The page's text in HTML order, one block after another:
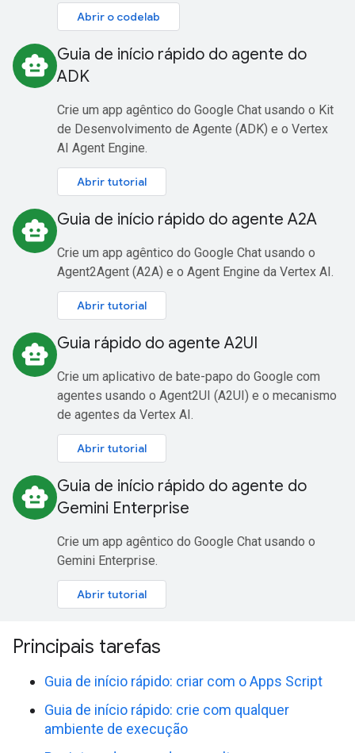
Abrir o codelab
smart_toy Guia de início rápido do agente do
ADK
Crie um app agêntico do Google Chat usando o Kit
de Desenvolvimento de Agente (ADK) e o Vertex
AI Agent Engine.
Abrir tutorial
smart_toy Guia de início rápido do agente A2A
Crie um app agêntico do Google Chat usando o
Agent2Agent (A2A) e o Agent Engine da Vertex AI.
Abrir tutorial
smart_toy Guia rápido do agente A2UI
Crie um aplicativo de bate-papo do Google com
agentes usando o Agent2UI (A2UI) e o mecanismo
de agentes da Vertex AI.
Abrir tutorial
smart_toy Guia de início rápido do agente do
Gemini Enterprise
Crie um app agêntico do Google Chat usando o
Gemini Enterprise.
Abrir tutorial
Principais tarefas
Guia de início rápido: criar com o Apps Script
Guia de início rápido: crie com qualquer
ambiente de execução